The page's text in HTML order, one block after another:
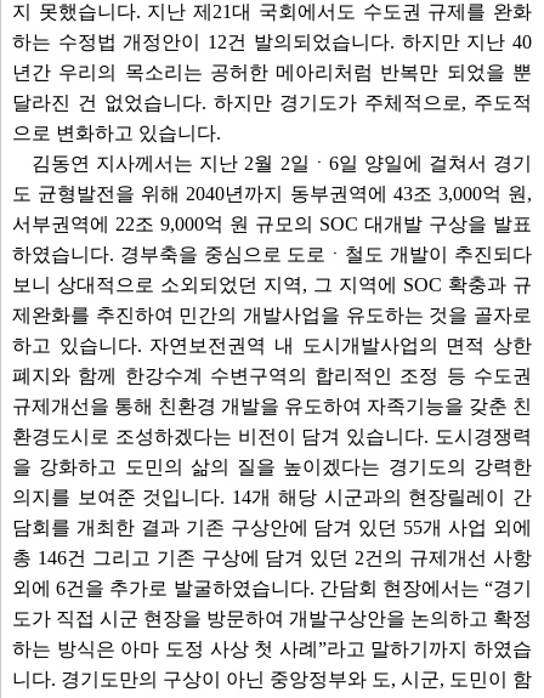
지 못했습니다. 지난 제21대 국회에서도 수도권 규제를 완화
하는 수정법 개정안이 12건 발의되었습니다. 하지만 지난 40
년간 우리의 목소리는 공허한 메아리처럼 반복만 되었을 뿐
달라진 건 없었습니다. 하지만 경기도가 주체적으로, 주도적
으로 변화하고 있습니다.
김동연 지사께서는 지난 2월 2일ㆍ6일 양일에 걸쳐서 경기
도 균형발전을 위해 2040년까지 동부권역에 43조 3,000억 원,
서부권역에 22조 9,000억 원 규모의 SOC 대개발 구상을 발표
하였습니다. 경부축을 중심으로 도로ㆍ철도 개발이 추진되다
보니 상대적으로 소외되었던 지역, 그 지역에 SOC 확충과 규
제완화를 추진하여 민간의 개발사업을 유도하는 것을 골자로
하고 있습니다. 자연보전권역 내 도시개발사업의 면적 상한
폐지와 함께 한강수계 수변구역의 합리적인 조정 등 수도권
규제개선을 통해 친환경 개발을 유도하여 자족기능을 갖춘 친
환경도시로 조성하겠다는 비전이 담겨 있습니다. 도시경쟁력
을 강화하고 도민의 삶의 질을 높이겠다는 경기도의 강력한
의지를 보여준 것입니다. 14개 해당 시군과의 현장릴레이 간
담회를 개최한 결과 기존 구상안에 담겨 있던 55개 사업 외에
총 146건 그리고 기존 구상에 담겨 있던 2건의 규제개선 사항
외에 6건을 추가로 발굴하였습니다. 간담회 현장에서는 “경기
도가 직접 시군 현장을 방문하여 개발구상안을 논의하고 확정
하는 방식은 아마 도정 사상 첫 사례”라고 말하기까지 하였습
니다. 경기도만의 구상이 아닌 중앙정부와 도, 시군, 도민이 함